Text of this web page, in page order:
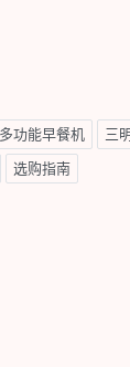
多功能早餐机 三
选购指南